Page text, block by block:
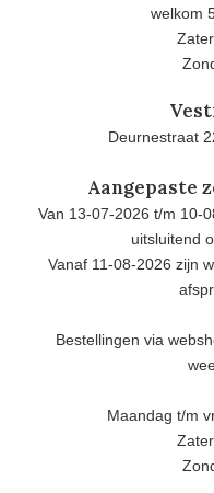
welkom
Deurnestraat
Aangepaste
Van 13-07-2026 t/m 10-
uitsluitend
Vanaf 11-08-2026 zijn
Bestellingen via
Maandag t/m